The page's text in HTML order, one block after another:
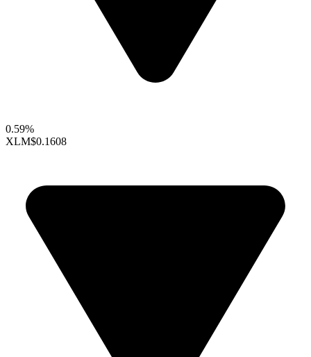
0.59%
XLM$0.1608